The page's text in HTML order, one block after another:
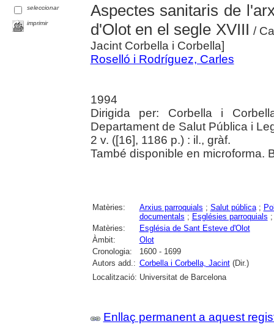
seleccionar
imprimir
Aspectes sanitaris de
d'Olot en el segle XVIII /
Jacint Corbella i Corbella]
Roselló i Rodríguez, Carles
1994
Dirigida per: Corbella i
Departament de Salut Pública i
2 v. ([16], 1186 p.) : il., gràf.
També disponible en microforma.
Matèries: Arxius parroquials ; Salut pública;
documentals ; Esglésies parroquials
Matèries:
Església de Sant Esteve d'Olot
Àmbit:
Olot
Cronologia:
1600 - 1699
Autors add.: Corbella i Corbella, Jacint(Dir.)
Localització: Universitat de Barcelona
Enllaç permanent a aquest